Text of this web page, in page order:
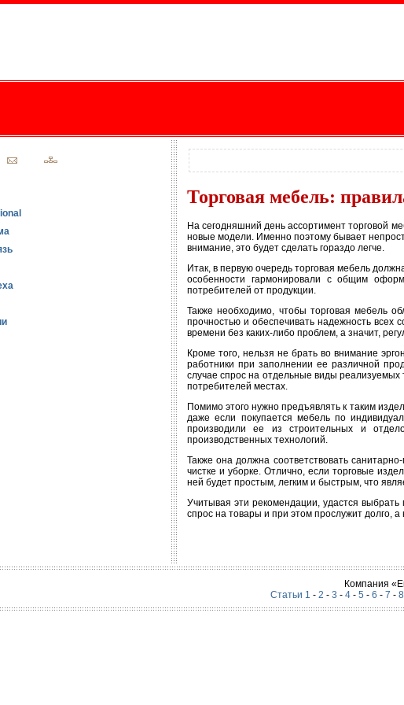
Торговая мебель:
На сегодняшний день ассортимент торговой
новые модели. Именно поэтому бывает
внимание, это будет сделать гораздо легче.
Итак, в первую очередь торговая мебель
особенности гармонировали с общим
потребителей от продукции.
Также необходимо, чтобы торговая мебель
прочностью и обеспечивать надежность всех
времени без каких-либо проблем, а значит,
Кроме того, нельзя не брать во внимание
работники при заполнении ее различной
случае спрос на отдельные виды реализуемых
потребителей местах.
Помимо этого нужно предъявлять к таким
даже если покупается мебель по
производили ее из строительных и
производственных технологий.
Также она должна соответствовать
чистке и уборке. Отлично, если торговые
ней будет простым, легким и быстрым, что
Учитывая эти рекомендации, удастся
спрос на товары и при этом прослужит долго,
Компания
Статьи 1 - 2 - 3 - 4- 5 - 6 - 7 - 8